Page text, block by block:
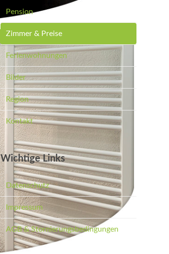
Pension
Zimmer & Preise
Ferienwohnungen
Bilder
Region
Kontakt
Wichtige Links
Datenschutz
Impressum
AGB & Stornierungsbedingungen